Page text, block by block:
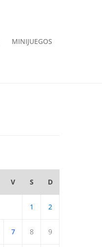
MINIJUEGOS
V S D
1 2
7 8 9